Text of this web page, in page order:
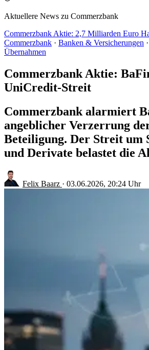
Aktuellere News zu Commerzbank
Commerzbank Aktie: 2,7 Milliarden Euro
Commerzbank · Banken & Versicherungen ·
Übernahmen
Commerzbank Aktie:
UniCredit-Streit
Commerzbank alarmiert
angeblicher Verzerrung
Beteiligung. Der Streit um
und Derivate belastet die
Felix Baarz · 03.06.2026, 20:24 Uhr